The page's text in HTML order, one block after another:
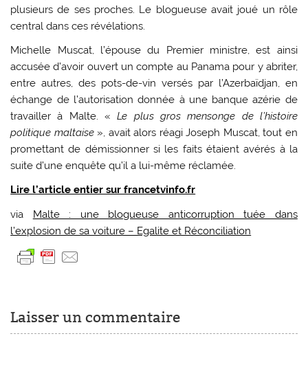
plusieurs de ses proches. Le blogueuse avait joué un rôle
central dans ces révélations.
Michelle Muscat, l’épouse du Premier ministre, est ainsi
accusée d’avoir ouvert un compte au Panama pour y abriter,
entre autres, des pots-de-vin versés par l’Azerbaïdjan, en
échange de l’autorisation donnée à une banque azérie de
travailler à Malte. «Le plus gros mensonge de l’histoire
politique maltaise», avait alors réagi Joseph Muscat, tout en
promettant de démissionner si les faits étaient avérés à la
suite d’une enquête qu’il a lui-même réclamée.
Lire l’article entier sur francetvinfo.fr
via Malte : une blogueuse anticorruption tuée dans
l’explosion de sa voiture – Egalite et Réconciliation
Laisser un commentaire